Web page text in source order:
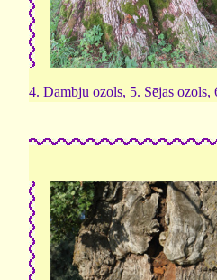
4. Dambju ozols, 5. Sējas ozols,